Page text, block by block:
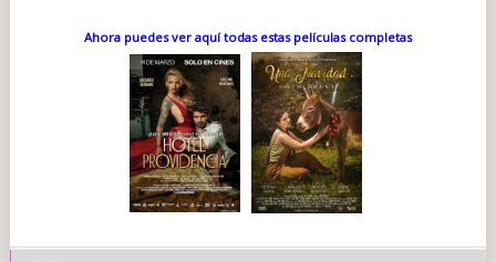
Ahora puedes ver aquí todas estas películas completas